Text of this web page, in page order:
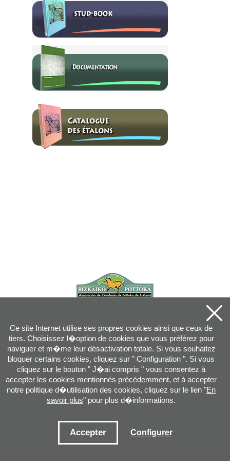
info@pottoka.info
Conditions d'Utilisation-Politique de Privacité-Politique des Cookies
Ce site Internet utilise ses propres cookies ainsi que ceux de
tiers. Choisissez l�option de cookies que vous préférez pour
naviguer et m�me leur désactivation totale. Si vous souhaitez
bloquer certains cookies, cliquez sur " Configuration ". Si vous
cliquez sur le bouton " J�ai compris " vous consentez à
accepter les cookies mentionnés précédemment, et à accepter
notre politique d�utilisation des cookies, cliquez sur le lien "En
savoir plus" pour plus d�informations.
Accepter Configurer